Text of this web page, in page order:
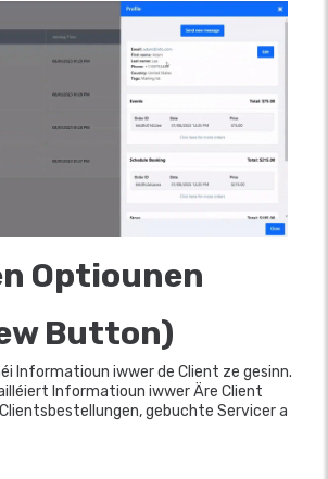
Optiounen
Button)
Informatioun iwwer de Client ze gesinn.
Informatioun iwwer Äre Client
gebuchte Servicer a